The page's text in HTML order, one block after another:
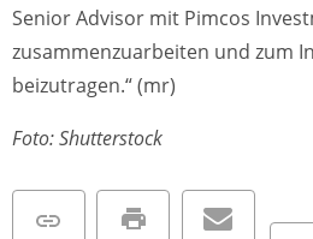
Senior Advisor mit Pimcos
zusammenzuarbeiten und zum
beizutragen.“ (mr)
Foto: Shutterstock